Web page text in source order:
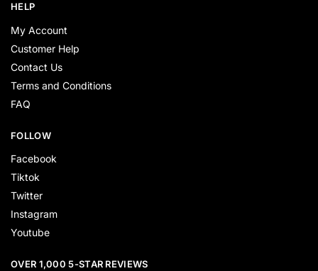
HELP
My Account
Customer Help
Contact Us
Terms and Conditions
FAQ
FOLLOW
Facebook
Tiktok
Twitter
Instagram
Youtube
OVER 1,000 5-STAR REVIEWS